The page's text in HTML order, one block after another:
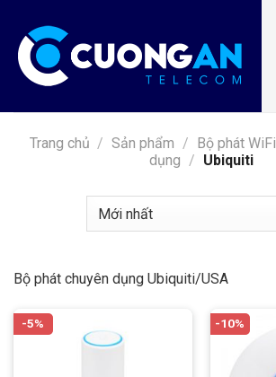
content
Trang chủ / Sản phẩm / Bộ phát WiFi
dụng / Ubiquiti
Bộ phát chuyên dụng Ubiquiti/USA
-5% -10%